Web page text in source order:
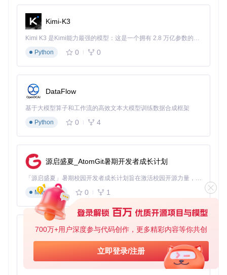
700万+用户深度参与代码创作，更多精彩内容等你共创
立即登录/注册
行注入程序。 📊 应急处理：查看YimMenu/logs/latest.log文
件，排查错误原因。
如何安全使用YimMenu功能？
功能风险评估
不同功能具有不同的使用风险，了解这些风险能帮助你做出明
智的决策。视觉增强类功能风险极低，任何场景都可安全使
用；个人能力强化类功能风险较低，避免在公开战局过度使
用；环境修改类功能风险中等，仅限私人战局使用；玩家交互
类功能风险较高，禁用自动瞄准等争议功能。
防御策略实施
全 > 防护等级），其次定期执行"系统自检"（工具 > 维护 > 完
整性检查），最后加入官方社区获取安全更新通知。每周三凌
晨2-4点为R星安全扫描高峰期，建议此时间段避免使用辅助功
能。
常见问题如何解决？
菜单无法呼出
他程序占用，其次验证注入程序是否以管理员权限运行，最后
查看日志文件寻找错误信息。
Kimi-K3
Kimi K3 是Kimi能力最强的模型：这是一个拥有 2.8 万亿参数的混合专家（MoE）模型，具备原生视觉理解能力，并支持 100 万 token 的上下文窗口。
Python
0 0
DataFlow
基于大模型算子和工作流的高效文本大模型训练数据合成框架
Python
0 4
源启盛夏_AtomGit暑期开发者成长计划
「源启盛夏」暑期校园开发者成长计划旨在激活校园开源力量，通过积分激励、认证扶持、资源倾斜等形式，引导高校组织和开发者完成「入驻 — 建项目 — 做贡献 — 获认证 — 得资源」的完整闭环。无论你是想带领社团入驻平台的组织者，还是希望用代码贡献证明自己的开发者，都能在这里找到属于你的成长路径。
Markdown
0 1
py-xiaozhi
基于Python的Xiaozhi AI，适用于想要完整Xiaozhi体验而无需拥有专用硬件的用户。
Python
0 1